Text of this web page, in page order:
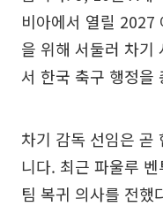
비아에서 열릴 2027
을 위해 서둘러 차기
서 한국 축구 행정을
차기 감독 선임은 곧
니다. 최근 파울루
팀 복귀 의사를 전했